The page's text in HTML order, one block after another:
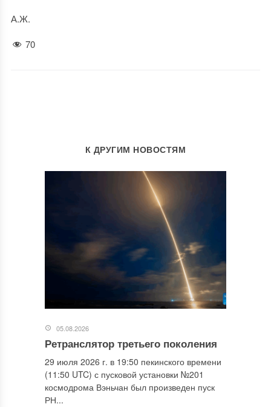
А.Ж.
70
К ДРУГИМ НОВОСТЯМ
05.08.2026
Ретранслятор третьего поколения
29 июля 2026 г. в 19:50 пекинского времени
(11:50 UTC) с пусковой установки №201
космодрома Вэньчан был произведен пуск
РН...